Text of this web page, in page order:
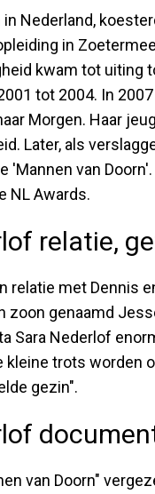
Nederland,
in
kwam tot uiting
tot 2004. In
Morgen. Haar
Later, als
'Mannen van
NL Awards.
relatie,
relatie met Dennis
zoon genaamd
Sara Nederlof
kleine trots worden
gezin".
van Doorn"